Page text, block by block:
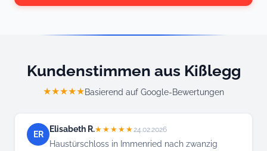
Kundenstimmen aus Kißlegg
★★★★★Basierend auf Google-Bewertungen
ER
Elisabeth R.★★★★★24.02.2026
Haustürschloss in Immenried nach zwanzig